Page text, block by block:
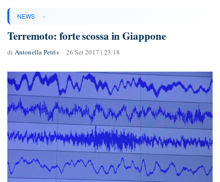
NEWS »
Terremoto: forte scossa in Giappone
di Antonella Petris 26 Set 2017 | 23:18